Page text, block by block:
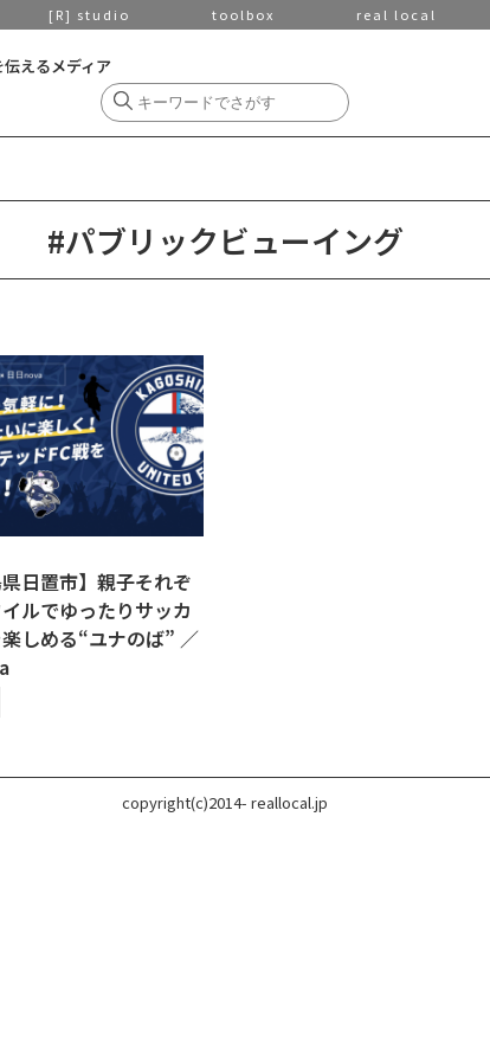
[R] studio toolbox real local
えるメディア
#パブリックビューイング
県日置市】親子それぞ
ルでゆったりサッカ
しめる“ユナのば” ／
copyright(c)2014- reallocal.jp